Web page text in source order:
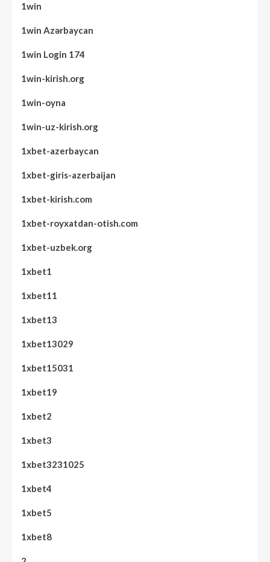
1win
1win Azərbaycan
1win Login 174
1win-kirish.org
1win-oyna
1win-uz-kirish.org
1xbet-azerbaycan
1xbet-giris-azerbaijan
1xbet-kirish.com
1xbet-royxatdan-otish.com
1xbet-uzbek.org
1xbet1
1xbet11
1xbet13
1xbet13029
1xbet15031
1xbet19
1xbet2
1xbet3
1xbet3231025
1xbet4
1xbet5
1xbet8